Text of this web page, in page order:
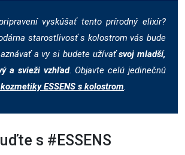
vyskúšať tento prírodný elixír?
starostlivosť s kolostrom vás bude
a vy si budete užívaťsvoj mladší,
a svieži vzhľad. Objavte celú jedinečnú
ESSENS s kolostrom.
s #ESSENS